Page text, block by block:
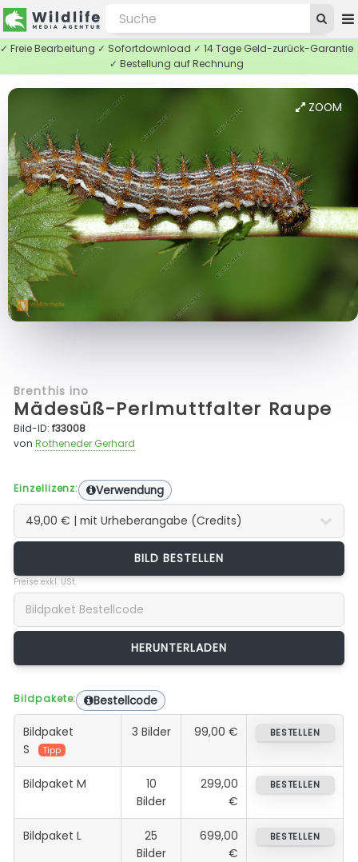
✓ Freie Bearbeitung ✓ Sofortdownload ✓ 14 Tage Geld-zurück-Garantie
✓ Bestellung auf Rechnung
ZOOM
Brenthis ino
Mädesüß-Perlmuttfalter Raupe
Bild-ID:f33008
vonRotheneder Gerhard
Einzellizenz: Verwendung
BILD BESTELLEN
Preise exkl. USt.
Bildpakete: Bestellcode
Bildpaket
S
Tipp
3 Bilder 99,00 € BESTELLEN
Bildpaket M
10
Bilder
299,00
€
BESTELLEN
Bildpaket L
25
Bilder
699,00
€
BESTELLEN